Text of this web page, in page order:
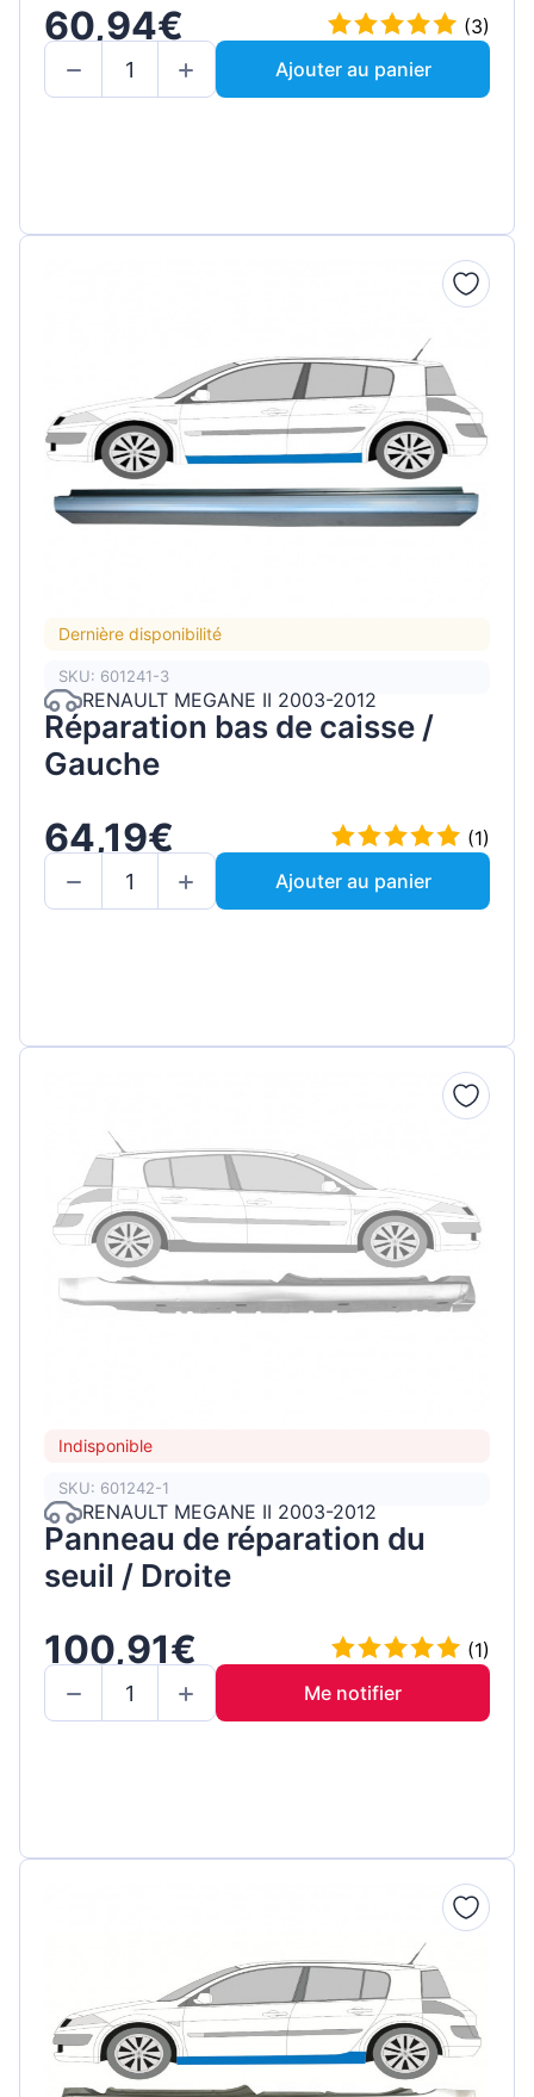
60,94€
(3)
Ajouter au panier
Dernière disponibilité
SKU: 601241-3
RENAULT MEGANE II 2003-2012
Réparation bas de caisse /
Gauche
64,19€
(1)
Ajouter au panier
Indisponible
SKU: 601242-1
RENAULT MEGANE II 2003-2012
Panneau de réparation du
seuil / Droite
100,91€
(1)
Me notifier